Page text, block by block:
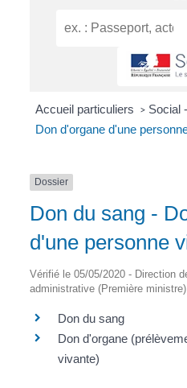
Accueil particuliers > Social
Don d'organe d'une
Dossier
Don du sang -
d'une personne
Vérifié le 05/05/2020 - Direction
administrative (Première ministre)
Don du sang
Don d'organe
vivante)